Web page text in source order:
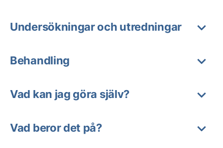
Undersökningar och utredningar
Behandling
Vad kan jag göra själv?
Vad beror det på?